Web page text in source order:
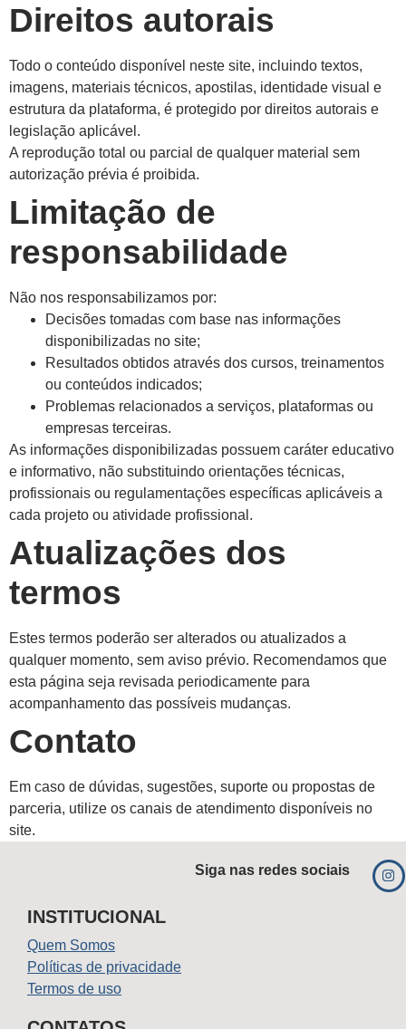
Direitos autorais
Todo o conteúdo disponível neste site, incluindo textos,
imagens, materiais técnicos, apostilas, identidade visual e
estrutura da plataforma, é protegido por direitos autorais e
legislação aplicável.
A reprodução total ou parcial de qualquer material sem
autorização prévia é proibida.
Limitação de
responsabilidade
Não nos responsabilizamos por:
Decisões tomadas com base nas informações
disponibilizadas no site;
Resultados obtidos através dos cursos, treinamentos
ou conteúdos indicados;
Problemas relacionados a serviços, plataformas ou
empresas terceiras.
As informações disponibilizadas possuem caráter educativo
e informativo, não substituindo orientações técnicas,
profissionais ou regulamentações específicas aplicáveis a
cada projeto ou atividade profissional.
Atualizações dos
termos
Estes termos poderão ser alterados ou atualizados a
qualquer momento, sem aviso prévio. Recomendamos que
esta página seja revisada periodicamente para
acompanhamento das possíveis mudanças.
Contato
Em caso de dúvidas, sugestões, suporte ou propostas de
parceria, utilize os canais de atendimento disponíveis no
site.
Siga nas redes sociais
INSTITUCIONAL
Quem Somos
Políticas de privacidade
Termos de uso